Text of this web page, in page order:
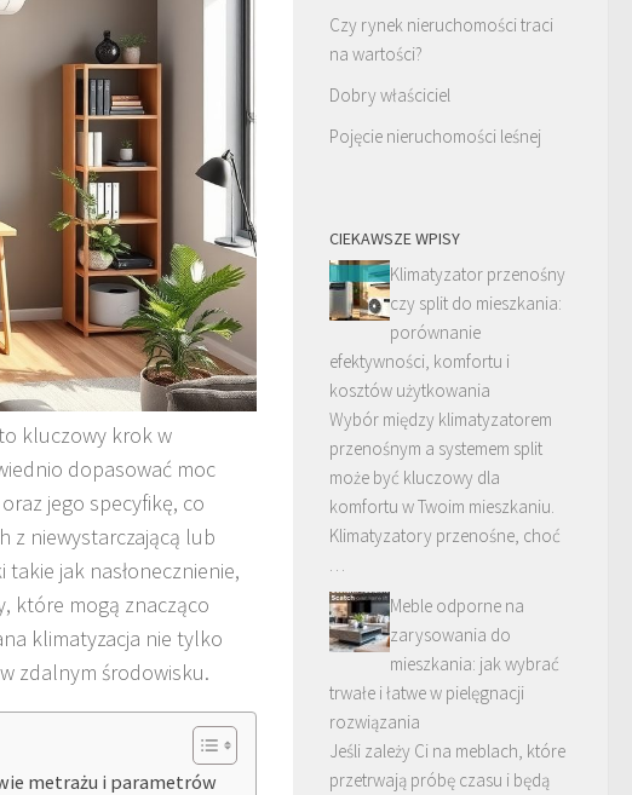
kluczowy krok w
dopasować moc
jego specyfikę, co
z niewystarczającą lub
jak nasłonecznienie,
które mogą znacząco
klimatyzacja nie tylko
zdalnym środowisku.
metrażu i parametrów
Czy rynek nieruchomości traci
na wartości?
Dobry właściciel
Pojęcie nieruchomości leśnej
CIEKAWSZE WPISY
Klimatyzator przenośny
czy split do mieszkania:
porównanie
efektywności, komfortu i
kosztów użytkowania
Wybór między klimatyzatorem
przenośnym a systemem split
może być kluczowy dla
komfortu w Twoim mieszkaniu.
Klimatyzatory przenośne, choć
…
Meble odporne na
zarysowania do
mieszkania: jak wybrać
trwałe i łatwe w pielęgnacji
rozwiązania
Jeśli zależy Ci na meblach, które
przetrwają próbę czasu i będą